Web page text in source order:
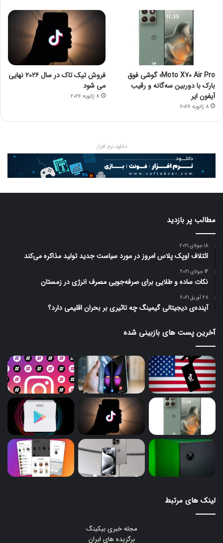
Moto X70 Air Pro؛ گوشی فوق
بارک با دوربین سه‌گانه و رقیب
آیفون ایر
8 ژانویه 2026
فروش تیک تاک در سال ۲۰۲۶ نهایی
می شود
8 ژانویه 2026
دانلود نرم افزار
مطالب پر بازدید
18 جولای 2021
ائتلاف اوپک پلاس امروز در مورد سیاست جدید تولید مذاکره می‌کند
14 جولای 2021
نکات ساده و طلایی برای صرفه‌جویی مصرف انرژی در زمستان
28 آوریل 2021
آینده‌ی دیجیتالی گیمینگ چه تاثیری بر بحران اقلیمی دارد؟
آخرین پست های بازبینی شده
لینک های مرتبط
مجله خبری بیکینگ
برگزیده های ایران